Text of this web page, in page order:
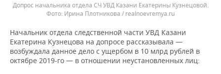
Допрос начальника отдела СЧ УВД Казани Екатерины Кузнецовой.
Ирина Плотникова / realnoevremya.ru
Начальник отдела следственной части УВД Казани
Екатерина Кузнецова на допросе рассказывала —
возбуждала данное дело с ущербом в 10 млрд рублей в
октябре 2019-го — в отношении неустановленных лиц: